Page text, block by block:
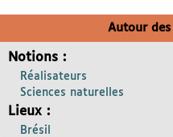
Autour
Notions :
Réalisateurs
Sciences naturelles
Lieux :
Brésil